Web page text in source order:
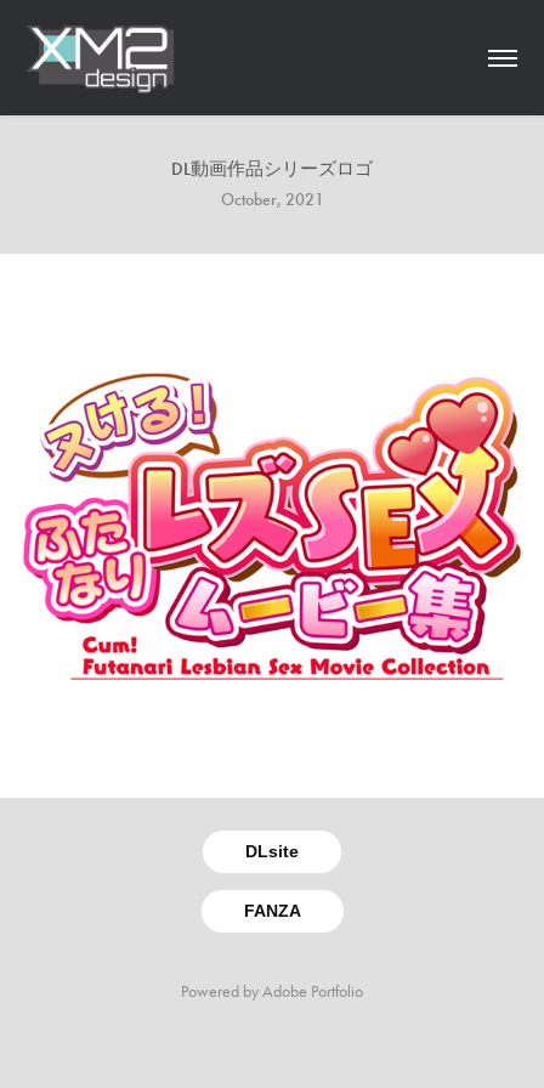
DL動画作品シリーズロゴ
October, 2021
DLsite
FANZA
Powered byAdobe Portfolio